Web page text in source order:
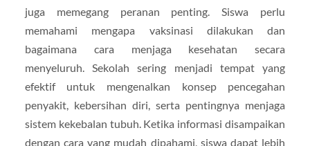
juga memegang peranan penting. Siswa perlu
memahami mengapa vaksinasi dilakukan dan
bagaimana cara menjaga kesehatan secara
menyeluruh. Sekolah sering menjadi tempat yang
efektif untuk mengenalkan konsep pencegahan
penyakit, kebersihan diri, serta pentingnya menjaga
sistem kekebalan tubuh. Ketika informasi disampaikan
dengan cara yang mudah dipahami, siswa dapat lebih